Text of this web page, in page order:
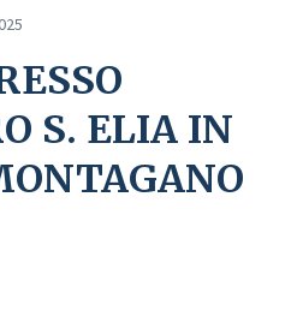
S. ELIA IN